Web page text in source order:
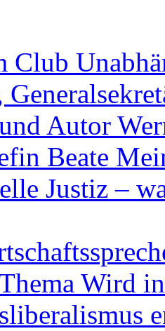
Club
Autor
Beate
Justiz –
Wird